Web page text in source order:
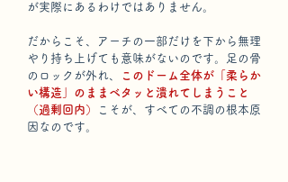
が実際にあるわけではありません。
だからこそ、アーチの一部だけを下から無理
やり持ち上げても意味がないのです。足の骨
のロックが外れ、
このドーム全体が「柔らか
い構造」のままベタッと潰れてしまうこと
（過剰回内）
こそが、すべての不調の根本原
因なのです。